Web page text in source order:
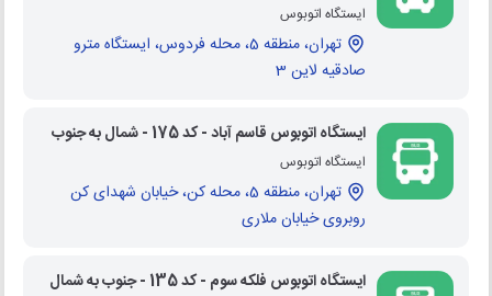
ایستگاه اتوبوس
تهران، منطقه 5، محله فردوس، ایستگاه مترو
صادقیه لاین 3
ایستگاه اتوبوس قاسم آباد - کد 175 - شمال به جنوب
ایستگاه اتوبوس
تهران، منطقه 5، محله کن، خیابان شهدای کن
روبروی خیابان ملاری
ایستگاه اتوبوس فلکه سوم - کد 135 - جنوب به شمال